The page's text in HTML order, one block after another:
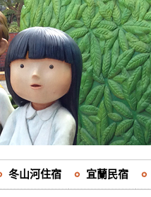
冬山河住宿 宜蘭民宿